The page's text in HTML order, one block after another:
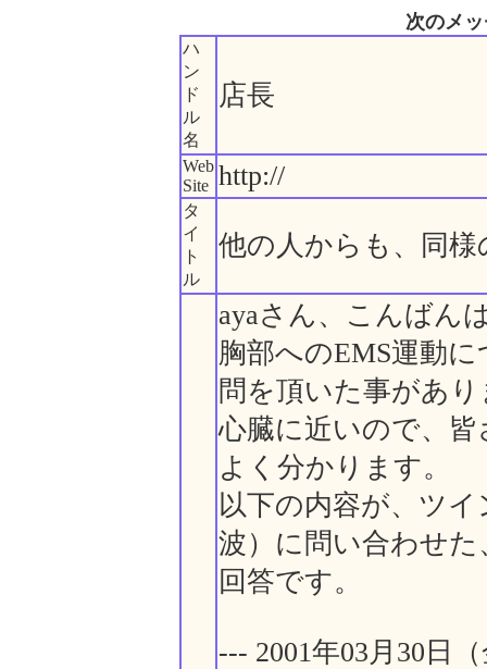
次のメ
ハ
ン
ド
ル
名
店長
Web
Site http://
タ
イ
ト
ル
他の人からも、同
ayaさん、こんばん
胸部へのEMS運動
問を頂いた事があ
心臓に近いので、
よく分かります。
以下の内容が、ツ
波）に問い合わせ
回答です。
--- 2001年03月30日